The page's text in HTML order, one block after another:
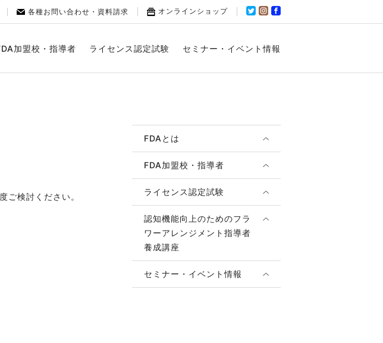
各種お問い合わせ・資料請求 オンラインショップ
加盟校・指導者 ライセンス認定試験 セミナー・イベント情報
ご検討ください。
FDAとは
FDA加盟校・指導者
ライセンス認定試験
認知機能向上のためのフラ
ワーアレンジメント指導者
養成講座
セミナー・イベント情報